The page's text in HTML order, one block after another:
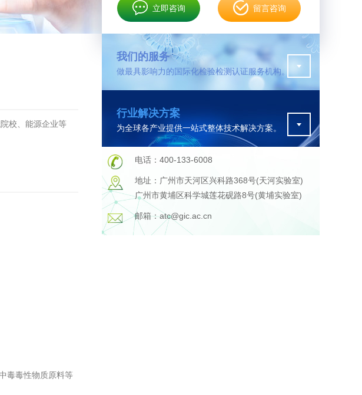
在线咨询
气净化检测 涉水产品检测 水资源检测
毒理检测
立即咨询 留言咨询
校、能源企业等
毒毒性物质原料等
我们的服务
做最具影响力的国际化检验检测认证服务机构。
行业解决方案
为全球各产业提供一站式整体技术解决方案。
电话：400-133-6008
地址：广州市天河区兴科路368号(天河实验室)
广州市黄埔区科学城莲花砚路8号(黄埔实验室)
邮箱：atc@gic.ac.cn